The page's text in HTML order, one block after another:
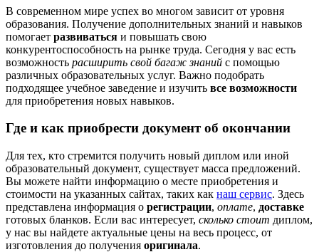
В современном мире успех во многом зависит от уровня
образования. Получение дополнительных знаний и навыков
помогает развиваться и повышать свою
конкурентоспособность на рынке труда. Сегодня у вас есть
возможность расширить свой багаж знаний с помощью
различных образовательных услуг. Важно подобрать
подходящее учебное заведение и изучить все возможности
для приобретения новых навыков.
Где и как приобрести документ об окончании
Для тех, кто стремится получить новый диплом или иной
образовательный документ, существует масса предложений.
Вы можете найти информацию о месте приобретения и
стоимости на указанных сайтах, таких как наш сервис. Здесь
представлена информация о регистрации, оплате, доставке
готовых бланков. Если вас интересует, сколько стоит диплом,
у нас вы найдете актуальные цены на весь процесс, от
изготовления до получения оригинала.